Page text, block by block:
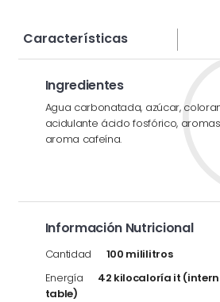
Características
Ingredientes
Agua carbonatada, azúcar,
acidulante ácido fosfórico,
aroma cafeína.
Información Nutricional
Cantidad
100 mililitros
Energía
42 kilocaloría it
table)